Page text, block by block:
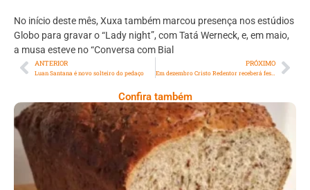
No início deste mês, Xuxa também marcou presença nos estúdios
Globo para gravar o “Lady night”, com Tatá Werneck, e, em maio,
a musa esteve no “Conversa com Bial
ANTERIOR
Luan Santana é novo solteiro do pedaço
PRÓXIMO
Em dezembro Cristo Redentor receberá festival católico Halleluya
Confira também
Comer Bem: Pão Low Carb